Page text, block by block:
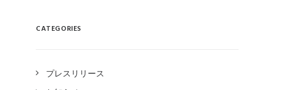
CATEGORIES
プレスリリース